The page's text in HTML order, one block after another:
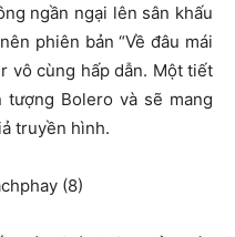
ngần ngại lên sân khấu
phiên bản “Về đâu mái
vô cùng hấp dẫn. Một tiết
Bolero và sẽ mang
truyền hình.